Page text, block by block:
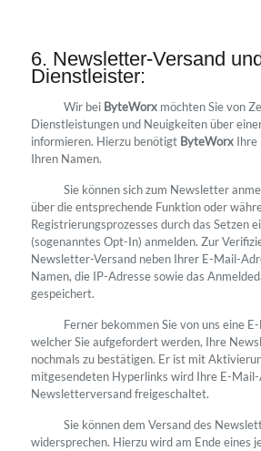
6. Newsletter-Versand
Dienstleister:
Wir beiByteWorxmöchten Sie von
Dienstleistungen und Neuigkeiten über
informieren. Hierzu benötigt ByteWorx Ihre
Ihren Namen.
Sie können sich zum Newsletter
über die entsprechende Funktion oder
Registrierungsprozesses durch das Setzen
(sogenanntes Opt-In) anmelden. Zur
Newsletter-Versand neben Ihrer E-Mail-
Namen, die IP-Adresse sowie das
gespeichert.
Ferner bekommen Sie von uns eine E-
welcher Sie aufgefordert werden, Ihre
nochmals zu bestätigen. Er ist mit
mitgesendeten Hyperlinks wird Ihre E-Mail-
Newsletterversand freigeschaltet.
Sie können dem Versand des
widersprechen. Hierzu wird am Ende eines